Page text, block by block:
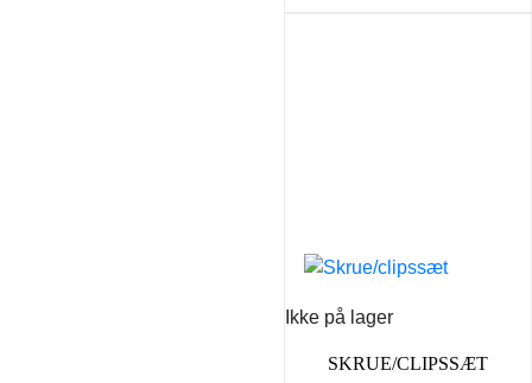
Ikke på lager
SKRUE/CLIPSSÆT